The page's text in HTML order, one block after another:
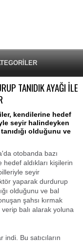
TANIDIK AYAĞI İLE
kendilerine hedef
seyir halindeyken
olduğunu ve
otobanda bazı
hedef aldıkları kişilerin
seyir
yaparak durdurup
olduğunu ve bal
şahsı kırmak
balı alarak yoluna
indi. Bu satıcıların